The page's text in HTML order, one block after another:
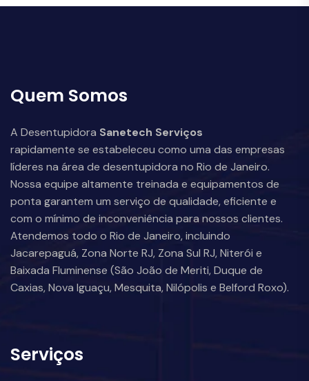
Quem Somos
A Desentupidora Sanetech Serviços
rapidamente se estabeleceu como uma das empresas
líderes na área de desentupidora no Rio de Janeiro.
Nossa equipe altamente treinada e equipamentos de
ponta garantem um serviço de qualidade, eficiente e
com o mínimo de inconveniência para nossos clientes.
Atendemos todo o Rio de Janeiro, incluindo
Jacarepaguá, Zona Norte RJ, Zona Sul RJ, Niterói e
Baixada Fluminense (São João de Meriti, Duque de
Caxias, Nova Iguaçu, Mesquita, Nilópolis e Belford Roxo).
Serviços